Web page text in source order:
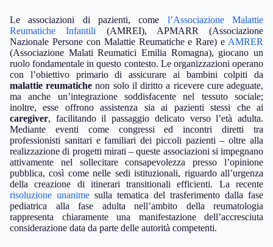
Le associazioni di pazienti, come l’Associazione Malattie
Reumatiche Infantili (AMREI), APMARR (Associazione
Nazionale Persone con Malattie Reumatiche e Rare) e AMRER
(Associazione Malati Reumatici Emilia Romagna), giocano un
ruolo fondamentale in questo contesto. Le organizzazioni operano
con l’obiettivo primario di assicurare ai bambini colpiti da
malattie reumatiche non solo il diritto a ricevere cure adeguate,
ma anche un’integrazione soddisfacente nel tessuto sociale;
inoltre, esse offrono assistenza sia ai pazienti stessi che ai
caregiver, facilitando il passaggio delicato verso l’età adulta.
Mediante eventi come congressi ed incontri diretti tra
professionisti sanitari e familiari dei piccoli pazienti – oltre alla
realizzazione di progetti mirati – queste associazioni si impegnano
attivamente nel sollecitare consapevolezza presso l’opinione
pubblica, così come nelle sedi istituzionali, riguardo all’urgenza
della creazione di itinerari transitionali efficienti. La recente
risoluzione unanime sulla tematica del trasferimento dalla fase
pediatrica alla fase adulta nell’ambito della reumatologia
rappresenta chiaramente una manifestazione dell’accresciuta
considerazione data da parte delle autorità competenti.